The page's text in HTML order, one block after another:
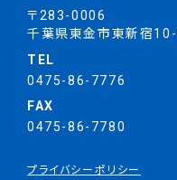
〒283-0006
千葉県東金市東新宿
TEL
0475-86-7776
FAX
0475-86-7780
プライバシーポリシー